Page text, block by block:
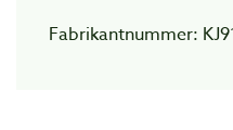
Fabrikantnummer: